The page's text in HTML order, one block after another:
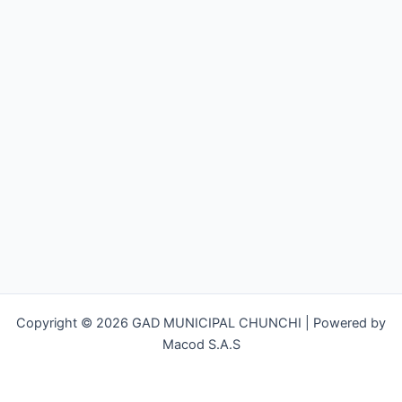
Copyright © 2026 GAD MUNICIPAL CHUNCHI | Powered by
Macod S.A.S